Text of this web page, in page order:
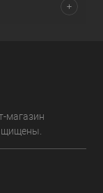
магазин